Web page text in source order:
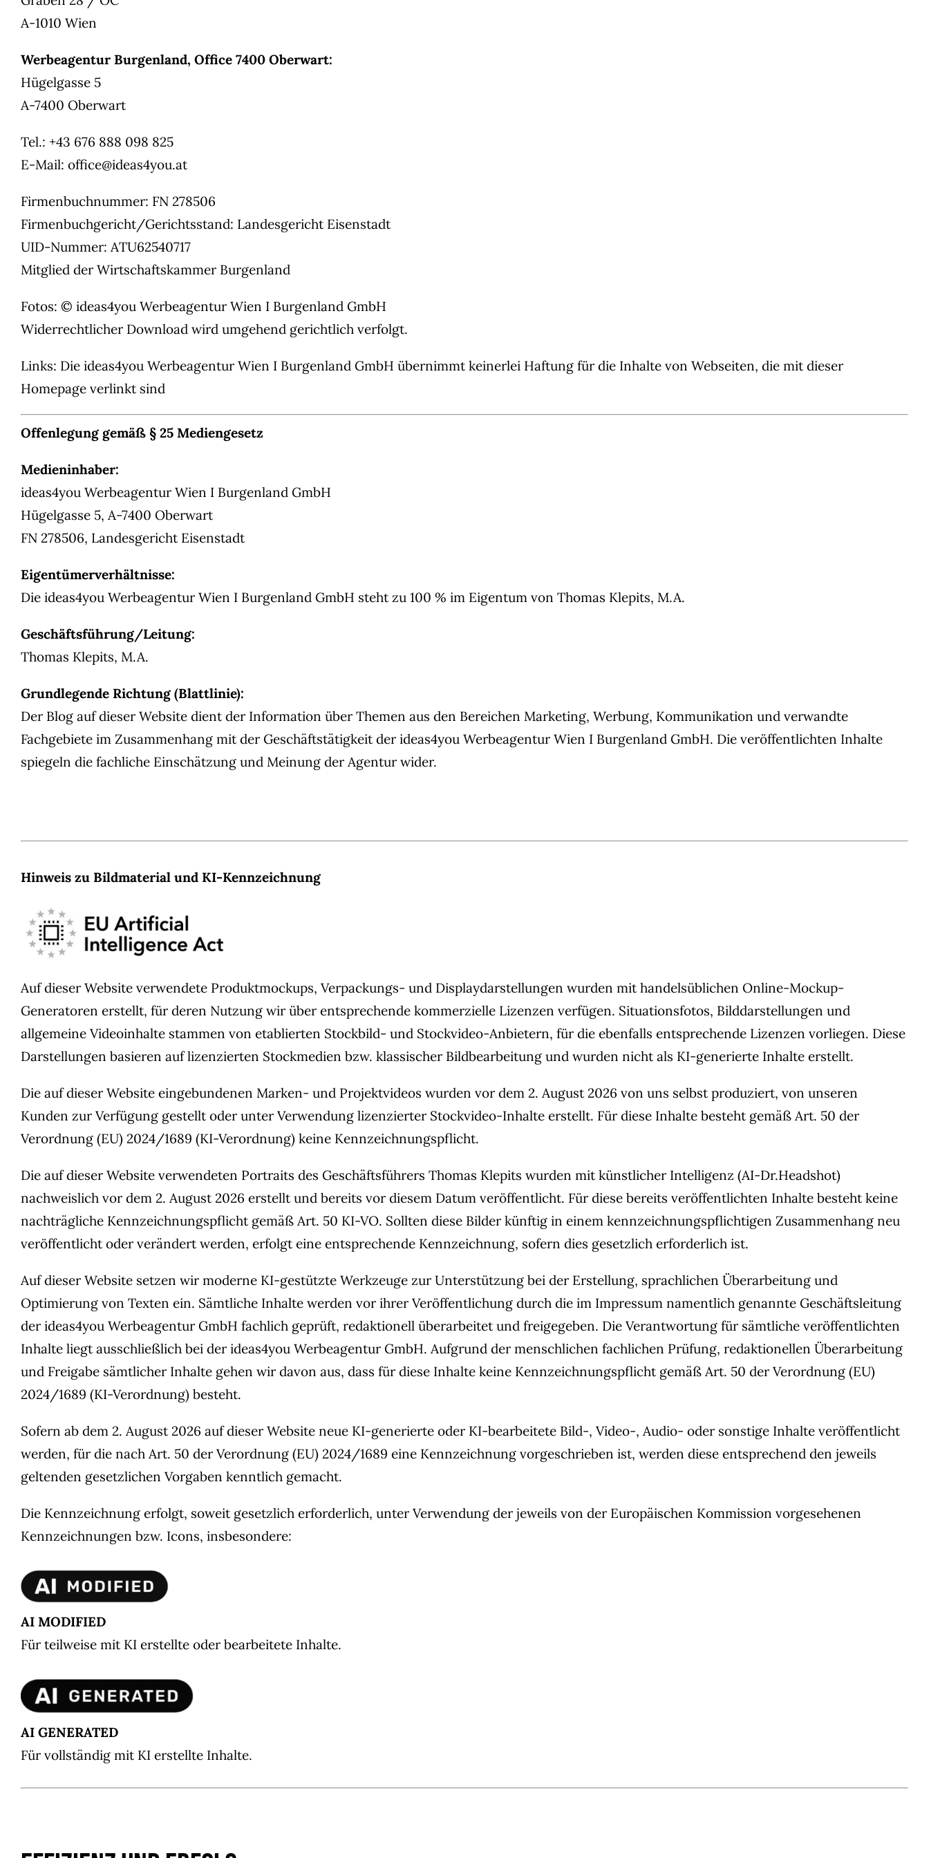
A-1010 Wien
Werbeagentur Burgenland, Office 7400 Oberwart:
Hügelgasse 5
A-7400 Oberwart
Tel.: +43 676 888 098 825
E-Mail: office@ideas4you.at
Firmenbuchnummer: FN 278506
Firmenbuchgericht/Gerichtsstand: Landesgericht Eisenstadt
UID-Nummer: ATU62540717
Mitglied der Wirtschaftskammer Burgenland
Fotos: © ideas4you Werbeagentur Wien I Burgenland GmbH
Widerrechtlicher Download wird umgehend gerichtlich verfolgt.
Links: Die ideas4you Werbeagentur Wien I Burgenland GmbH übernimmt keinerlei Haftung für die Inhalte von Webseiten, die mit dieser
Homepage verlinkt sind
Offenlegung gemäß § 25 Mediengesetz
Medieninhaber:
ideas4you Werbeagentur Wien I Burgenland GmbH
Hügelgasse 5, A-7400 Oberwart
FN 278506, Landesgericht Eisenstadt
Eigentümerverhältnisse:
Die ideas4you Werbeagentur Wien I Burgenland GmbH steht zu 100 % im Eigentum von Thomas Klepits, M.A.
Geschäftsführung/Leitung:
Thomas Klepits, M.A.
Grundlegende Richtung (Blattlinie):
Der Blog auf dieser Website dient der Information über Themen aus den Bereichen Marketing, Werbung, Kommunikation und verwandte
Fachgebiete im Zusammenhang mit der Geschäftstätigkeit der ideas4you Werbeagentur Wien I Burgenland GmbH. Die veröffentlichten Inhalte
spiegeln die fachliche Einschätzung und Meinung der Agentur wider.
Hinweis zu Bildmaterial und KI-Kennzeichnung
Auf dieser Website verwendete Produktmockups, Verpackungs- und Displaydarstellungen wurden mit handelsüblichen Online-Mockup-
Generatoren erstellt, für deren Nutzung wir über entsprechende kommerzielle Lizenzen verfügen. Situationsfotos, Bilddarstellungen und
allgemeine Videoinhalte stammen von etablierten Stockbild- und Stockvideo-Anbietern, für die ebenfalls entsprechende Lizenzen vorliegen. Diese
Darstellungen basieren auf lizenzierten Stockmedien bzw. klassischer Bildbearbeitung und wurden nicht als KI-generierte Inhalte erstellt.
Die auf dieser Website eingebundenen Marken- und Projektvideos wurden vor dem 2. August 2026 von uns selbst produziert, von unseren
Kunden zur Verfügung gestellt oder unter Verwendung lizenzierter Stockvideo-Inhalte erstellt. Für diese Inhalte besteht gemäß Art. 50 der
Verordnung (EU) 2024/1689 (KI-Verordnung) keine Kennzeichnungspflicht.
Die auf dieser Website verwendeten Portraits des Geschäftsführers Thomas Klepits wurden mit künstlicher Intelligenz (AI-Dr.Headshot)
nachweislich vor dem 2. August 2026 erstellt und bereits vor diesem Datum veröffentlicht. Für diese bereits veröffentlichten Inhalte besteht keine
nachträgliche Kennzeichnungspflicht gemäß Art. 50 KI-VO. Sollten diese Bilder künftig in einem kennzeichnungspflichtigen Zusammenhang neu
veröffentlicht oder verändert werden, erfolgt eine entsprechende Kennzeichnung, sofern dies gesetzlich erforderlich ist.
Auf dieser Website setzen wir moderne KI-gestützte Werkzeuge zur Unterstützung bei der Erstellung, sprachlichen Überarbeitung und
Optimierung von Texten ein. Sämtliche Inhalte werden vor ihrer Veröffentlichung durch die im Impressum namentlich genannte Geschäftsleitung
der ideas4you Werbeagentur GmbH fachlich geprüft, redaktionell überarbeitet und freigegeben. Die Verantwortung für sämtliche veröffentlichten
Inhalte liegt ausschließlich bei der ideas4you Werbeagentur GmbH. Aufgrund der menschlichen fachlichen Prüfung, redaktionellen Überarbeitung
und Freigabe sämtlicher Inhalte gehen wir davon aus, dass für diese Inhalte keine Kennzeichnungspflicht gemäß Art. 50 der Verordnung (EU)
2024/1689 (KI-Verordnung) besteht.
Sofern ab dem 2. August 2026 auf dieser Website neue KI-generierte oder KI-bearbeitete Bild-, Video-, Audio- oder sonstige Inhalte veröffentlicht
werden, für die nach Art. 50 der Verordnung (EU) 2024/1689 eine Kennzeichnung vorgeschrieben ist, werden diese entsprechend den jeweils
geltenden gesetzlichen Vorgaben kenntlich gemacht.
Die Kennzeichnung erfolgt, soweit gesetzlich erforderlich, unter Verwendung der jeweils von der Europäischen Kommission vorgesehenen
Kennzeichnungen bzw. Icons, insbesondere:
AI MODIFIED
Für teilweise mit KI erstellte oder bearbeitete Inhalte.
AI GENERATED
Für vollständig mit KI erstellte Inhalte.